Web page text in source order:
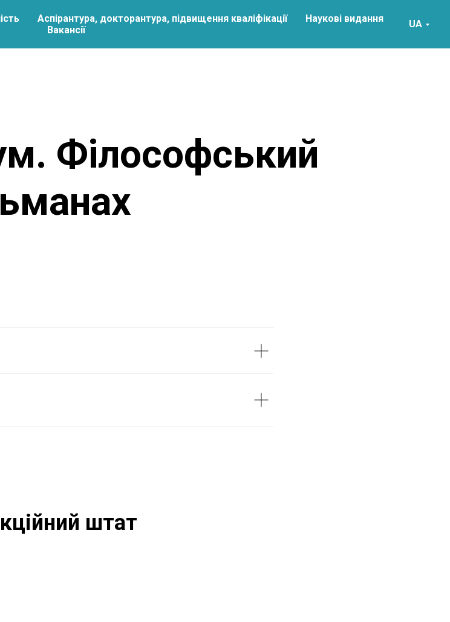
Аспірантура, докторантура, підвищення кваліфікації
Наукові видання
Вакансії
UA
Філософський
штат